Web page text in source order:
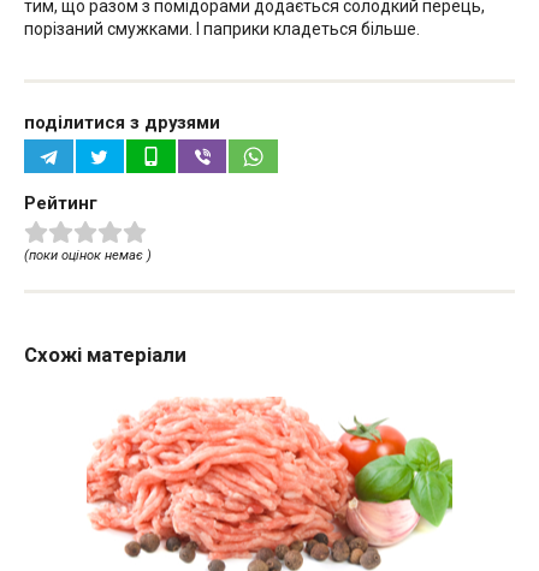
тим, що разом з помідорами додається солодкий перець,
порізаний смужками. І паприки кладеться більше.
поділитися з друзями
Рейтинг
(поки оцінок немає )
Схожі матеріали